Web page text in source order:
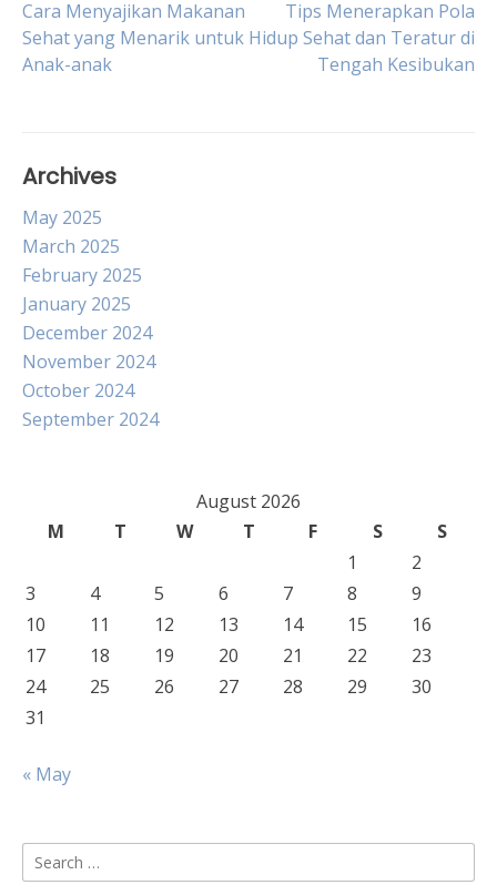
Post
navigation
Cara Menyajikan Makanan
Sehat yang Menarik untuk
Anak-anak
Tips Menerapkan Pola
Hidup Sehat dan Teratur di
Tengah Kesibukan
Archives
May 2025
March 2025
February 2025
January 2025
December 2024
November 2024
October 2024
September 2024
August 2026
M
T W T F S
S
1
2
3
4 5 6 7 8
9
10
11 12 13 14 15
16
17
18 19 20 21 22
23
24
25 26 27 28 29
30
31
« May
Search
for: